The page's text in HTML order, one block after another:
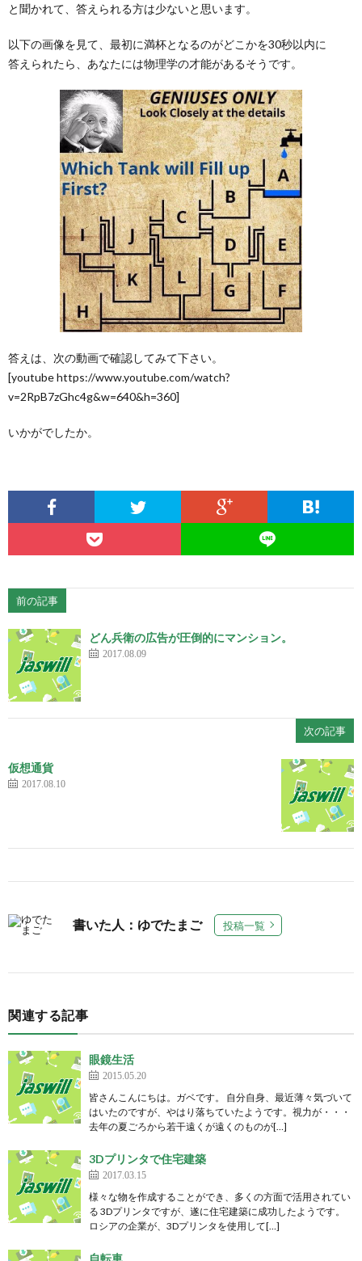
と聞かれて、答えられる方は少ないと思います。
以下の画像を見て、最初に満杯となるのがどこかを30秒以内に
答えられたら、あなたには物理学の才能があるそうです。
答えは、次の動画で確認してみて下さい。
[youtube https://www.youtube.com/watch?
v=2RpB7zGhc4g&w=640&h=360]
いかがでしたか。
前の記事
どん兵衛の広告が圧倒的にマンション。
2017.08.09
次の記事
仮想通貨
2017.08.10
書いた人：ゆでたまご 投稿一覧
関連する記事
眼鏡生活
2015.05.20
皆さんこんにちは。ガベです。 自分自身、最近薄々気づいて
はいたのですが、やはり落ちていたようです。視力が・・・
去年の夏ごろから若干遠くが遠くのものが[…]
3Dプリンタで住宅建築
2017.03.15
様々な物を作成することができ、多くの方面で活用されてい
る 3Dプリンタですが、遂に住宅建築に成功したようです。
ロシアの企業が、3Dプリンタを使用して[…]
自転車